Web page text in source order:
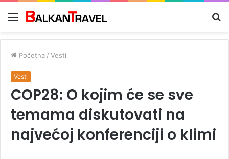
Meni
Početna / Vesti
Vesti
COP28: O kojim će se sve
temama diskutovati na
najvećoj konferenciji o klimi